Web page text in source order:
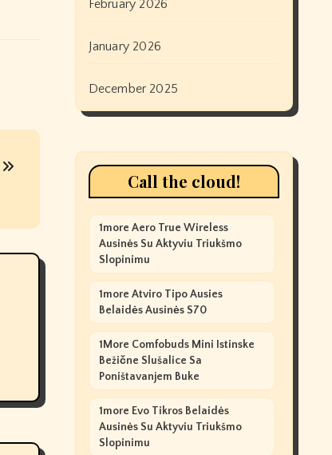
February 2026
January 2026
December 2025
Call the cloud!
1more Aero True Wireless
Ausinės Su Aktyviu Triukšmo
Slopinimu
1more Atviro Tipo Ausies
Belaidės Ausinės S70
1More Comfobuds Mini Istinske
Bežične Slušalice Sa
Poništavanjem Buke
1more Evo Tikros Belaidės
Ausinės Su Aktyviu Triukšmo
Slopinimu